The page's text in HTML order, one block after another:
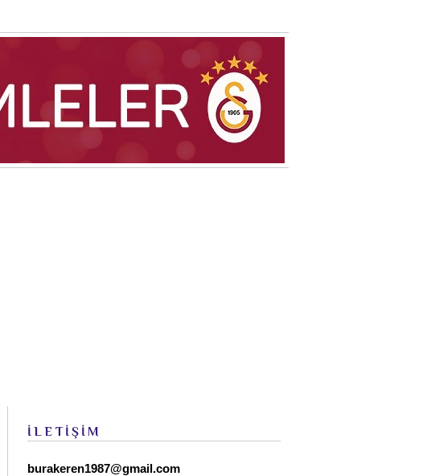
İLETİŞİM
burakeren1987@gmail.com